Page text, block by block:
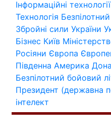
Інформаційні технології
Технологія
Збройні сили України
Бізнес Київ
Росіяни Європа
Південна Америка
Безпілотний бойовий
Президент (державна
інтелект